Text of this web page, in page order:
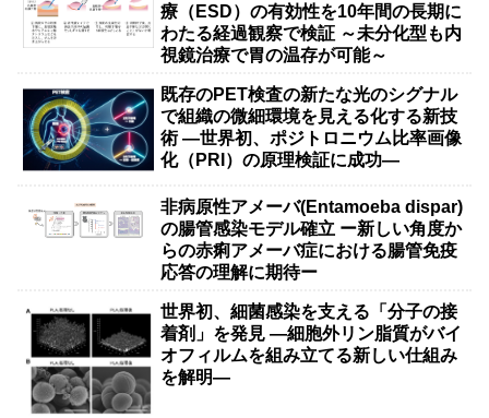
療（ESD）の有効性を10年間の長期に
わたる経過観察で検証 ～未分化型も内
視鏡治療で胃の温存が可能～
既存のPET検査の新たな光のシグナル
で組織の微細環境を見える化する新技
術 ―世界初、ポジトロニウム比率画像
化（PRI）の原理検証に成功―
非病原性アメーバ(Entamoeba dispar)
の腸管感染モデル確立 ー新しい角度か
らの赤痢アメーバ症における腸管免疫
応答の理解に期待ー
世界初、細菌感染を支える「分子の接
着剤」を発見 ―細胞外リン脂質がバイ
オフィルムを組み立てる新しい仕組み
を解明―